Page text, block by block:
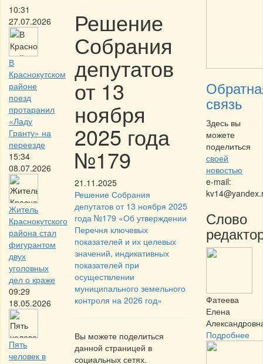
10:31
27.07.2026
В
Краснокутском
районе
поезд
протаранил
«Ладу
Гранту» на
переезде
15:34
08.07.2026
Житель
Краснокутского
района стал
фигурантом
двух
уголовных
дел о краже
09:29
18.05.2026
Пять
человек в
Решение
Собрания
депутатов
от 13
ноября
2025 года
№179
21.11.2025
Решение Собрания
депутатов от 13 ноября 2025
года №179 «Об утверждении
Перечня ключевых
показателей и их целевых
значений, индикативных
показателей при
осуществлении
муниципального земельного
контроля на 2026 год»
Вы можете поделиться
данной страницей в
социальных сетях.
связь
Здесь вы
можете
поделиться
своей
новостью
e-mail:
Слово
Фатеева
Елена
Подробнее